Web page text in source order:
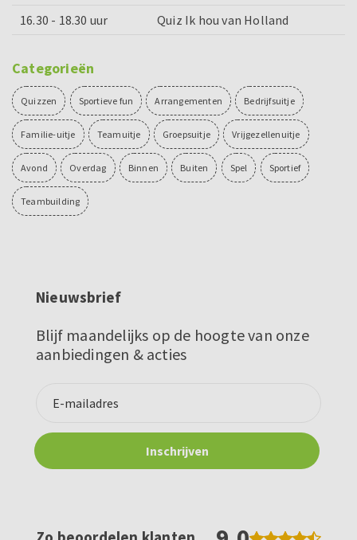
16.30 - 18.30 uur
Quiz Ik hou van Holland
Categorieën
Quizzen Sportieve fun Arrangementen Bedrijfsuitje
Familie-uitje Teamuitje Groepsuitje Vrijgezellenuitje
Avond Overdag Binnen Buiten Spel Sportief
Teambuilding
Nieuwsbrief
Blijf maandelijks op de hoogte van onze
aanbiedingen & acties